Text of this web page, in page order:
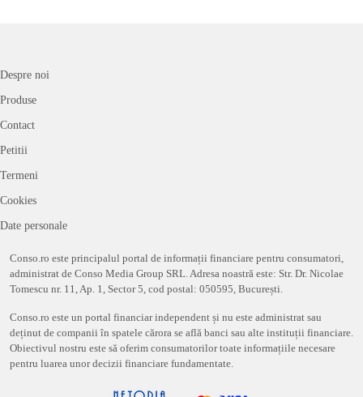
Despre noi
Produse
Contact
Petitii
Termeni
Cookies
Date personale
Conso.ro este principalul portal de informații financiare pentru consumatori,
administrat de Conso Media Group SRL. Adresa noastră este: Str. Dr. Nicolae
Tomescu nr. 11, Ap. 1, Sector 5, cod postal: 050595, București.
Conso.ro este un portal financiar independent și nu este administrat sau
deținut de companii în spatele cărora se află banci sau alte instituții financiare.
Obiectivul nostru este să oferim consumatorilor toate informațiile necesare
pentru luarea unor decizii financiare fundamentate.